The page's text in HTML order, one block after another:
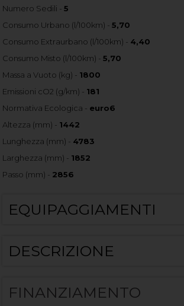
Numero Sedili -5
Consumo Urbano (l/100km) -5,70
Consumo Extraurbano (l/100km) - 4,40
Consumo Misto (l/100km) -5,70
Massa a Vuoto (kg) - 1800
Emissioni cO2 (g/km) - 181
Normativa Ecologica - euro6
Altezza (mm) - 1442
Lunghezza (mm) - 4783
Larghezza (mm) - 1852
Passo (mm) - 2856
EQUIPAGGIAMENTI
DESCRIZIONE
FINANZIAMENTO